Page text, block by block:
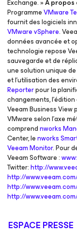
Exchange. »A propos
ProgrammeVMware
fournit des logiciels
VMware vSphere.
données avancée et
technologie repose
sauvegarde et de
une solution unique
et l’utilisation des
Reporterpour la
changements,
Veeam Business
VMware selon l’axe
comprendnworks
Center, lenworks
Veeam Monitor. Pour
Veeam Software :
Twitter:http://
http://
http://
http://
ESPACE PRESSE